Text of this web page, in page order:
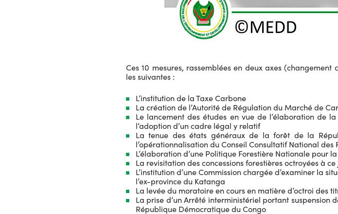
Ces 10 mesures, rassemblées en deux axes
les suivantes :
L’institution de la Taxe Carbone
La création de l’Autorité de Régulation du Marché de
Le lancement des études en vue de l’élaboration de
l’adoption d’un cadre légal y relatif
La tenue des états généraux de la forêt de la
l’opérationnalisation du Conseil Consultatif National des
L’élaboration d’une Politique Forestière Nationale pour
La revisitation des concessions forestières octroyées à ce
L’institution d’une Commission chargée d’examiner la
l’ex-province du Katanga
La levée du moratoire en cours en matière d’octroi des
La prise d’un Arrêté interministériel portant suspension
République Démocratique du Congo